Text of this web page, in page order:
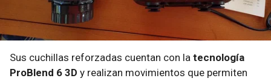
Sus cuchillas reforzadas cuentan con la tecnología
ProBlend 6 3D y realizan movimientos que permiten